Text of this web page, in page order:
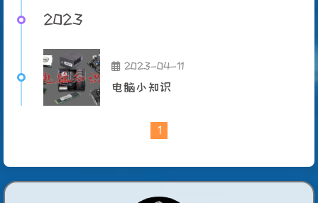
2023
2023-04-11
电脑小知识
1